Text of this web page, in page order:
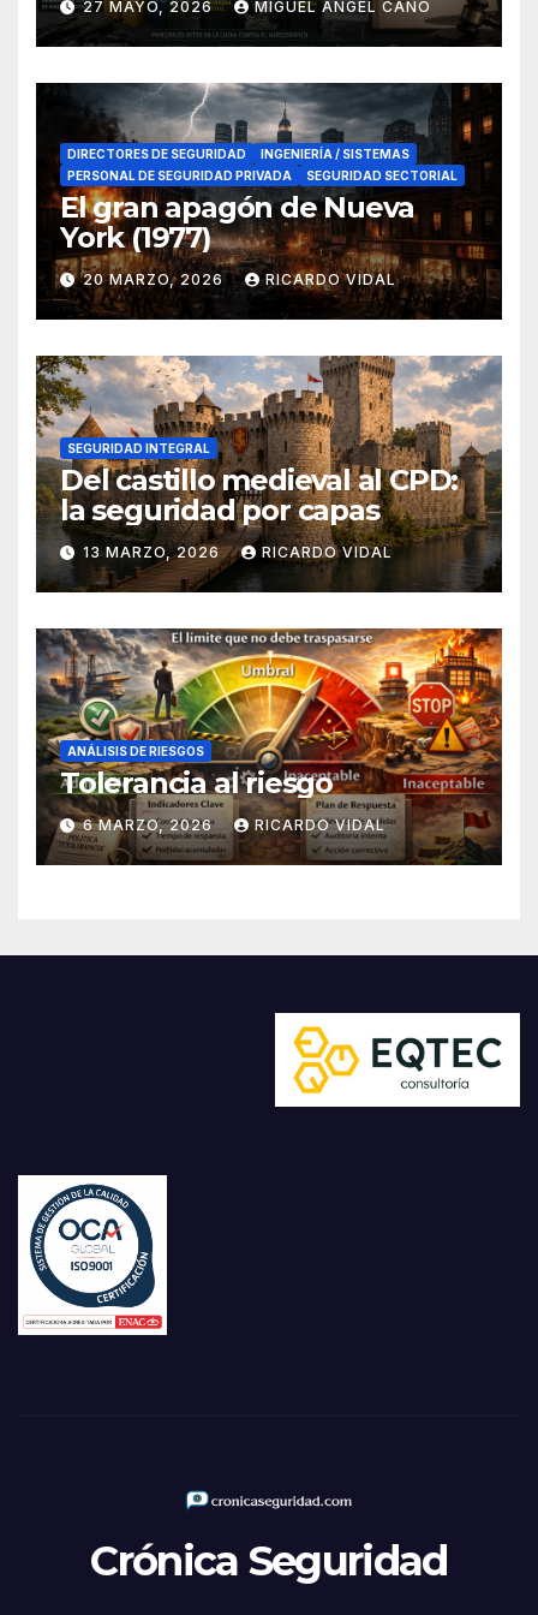
en el sur de España
27 MAYO, 2026 MIGUEL ANGEL CANO
DIRECTORES DE SEGURIDAD
INGENIERÍA / SISTEMAS
PERSONAL DE SEGURIDAD PRIVADA
SEGURIDAD SECTORIAL
El gran apagón de Nueva
York (1977)
20 MARZO, 2026 RICARDO VIDAL
SEGURIDAD INTEGRAL
Del castillo medieval al CPD:
la seguridad por capas
13 MARZO, 2026 RICARDO VIDAL
ANÁLISIS DE RIESGOS
Tolerancia al riesgo
6 MARZO, 2026 RICARDO VIDAL
Crónica Seguridad